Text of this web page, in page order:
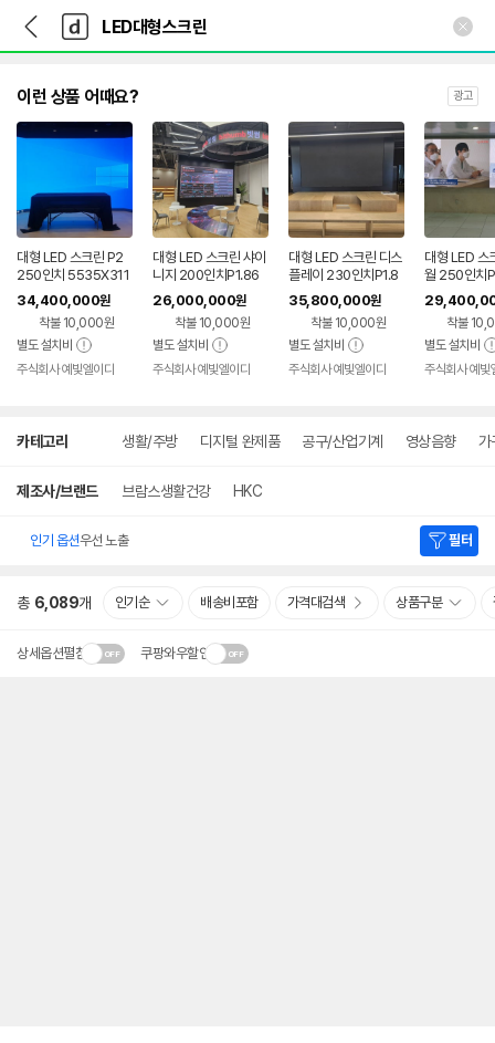
다
나
와
가
다
와
인
이런 상품 어때요? 광고
대형 LED 스크린 P2
250인치 5535X311
3
34,400,000원
착불 10,000원
별도 설치비
주식회사 예빛엘이디
대형 LED 스크린 샤이
니지 200인치P1.86
4480X2400 은행
금융기관
26,000,000원
착불 10,000원
별도 설치비
주식회사 예빛엘이디
대형 LED 스크린 디스
플레이 230인치P1.8
6 5120X2880 회사
연수원 기업
35,800,000원
착불 10,000원
별도 설치비
주식회사 예빛엘이디
대형 LED 스
월 250인치
79X2880
착불
별도 설치비
주식회사 예빛
카테고리 생활/주방 디지털 완제품 공구/산업기계 영상음향 가
제조사/브랜드 브람스생활건강 HKC
인기 옵션우선 노출 필터
총 6,089개 인기순 배송비포함 가격대검색 상품구분
상세옵션펼침 쿠팡와우할인